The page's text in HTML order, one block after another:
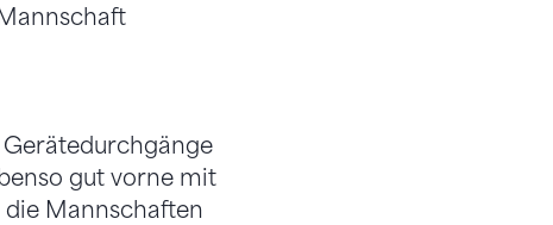
Gerätedurchgänge
gut vorne mit
die Mannschaften